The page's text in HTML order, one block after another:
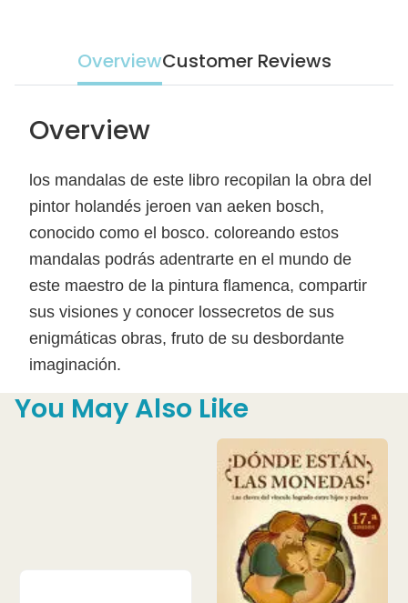
OverviewCustomer Reviews
Overview
los mandalas de este libro recopilan la obra del
pintor holandés jeroen van aeken bosch,
conocido como el bosco. coloreando estos
mandalas podrás adentrarte en el mundo de
este maestro de la pintura flamenca, compartir
sus visiones y conocer lossecretos de sus
enigmáticas obras, fruto de su desbordante
imaginación.
You May Also Like